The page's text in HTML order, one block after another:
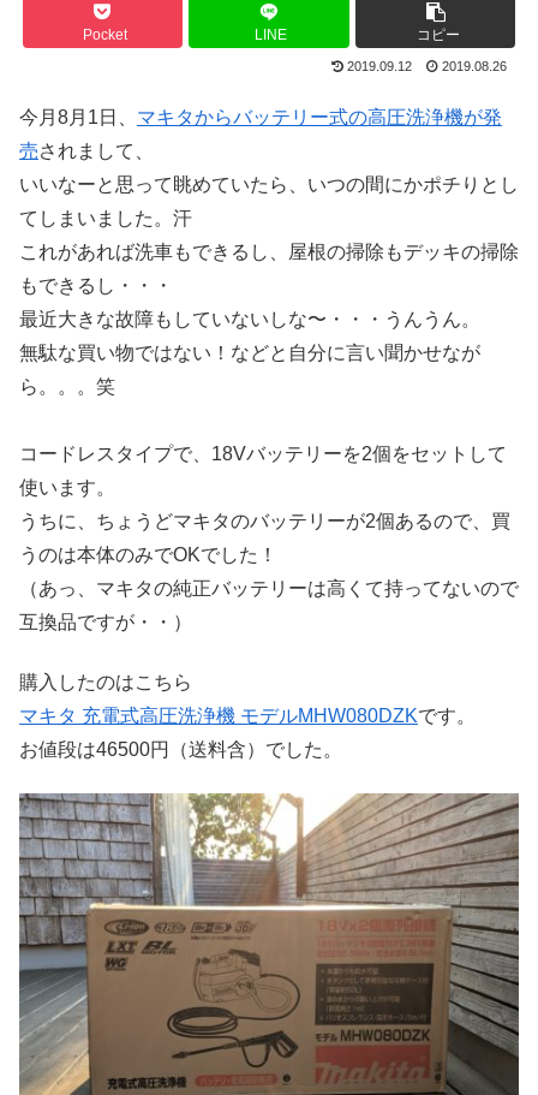
Pocket LINE コピー
2019.09.12 2019.08.26
今月8月1日、 マキタからバッテリー式の高圧洗浄機が発
売されまして、
いいなーと思って眺めていたら、いつの間にかポチりとし
てしまいました。汗
これがあれば洗車もできるし、屋根の掃除もデッキの掃除
もできるし・・・
最近大きな故障もしていないしな〜・・・うんうん。
無駄な買い物ではない！などと自分に言い聞かせなが
ら。。。笑
コードレスタイプで、18Vバッテリーを2個をセットして
使います。
うちに、ちょうどマキタのバッテリーが2個あるので、買
うのは本体のみでOKでした！
（あっ、マキタの純正バッテリーは高くて持ってないので
互換品ですが・・）
購入したのはこちら
マキタ 充電式高圧洗浄機 モデルMHW080DZKです。
お値段は46500円（送料含）でした。